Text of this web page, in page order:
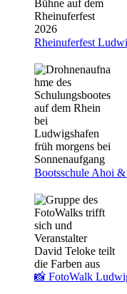
Rheinuferfest
Bootsschule Ahoi
📸 FotoWalk